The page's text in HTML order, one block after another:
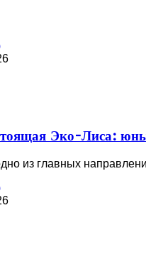
Эко-Лиса:
из главных